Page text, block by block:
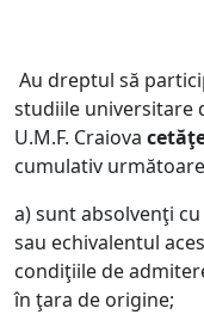
Au dreptul să
studiile universitare
U.M.F. Craiova
cumulativ
a) sunt absolvenţi
sau echivalentul
condiţiile de
în ţara de origine;